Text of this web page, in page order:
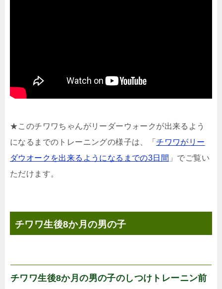
★このチワワちゃんがリーダーウォークが出来るよう
になるまでのトレーニングの様子は、「チワワがリー
ダウオークを出来るようになるまでの3日間 」でご覧い
ただけます。
チワワ生後8か月の男の子
チワワ生後8か月の男の子のしつけトレーニン前